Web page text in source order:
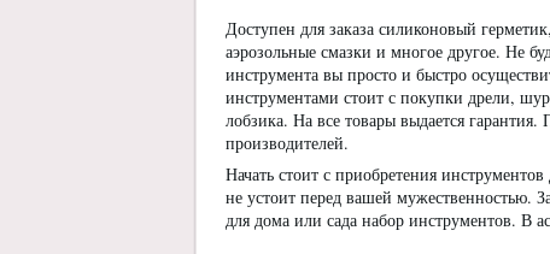
Доступен для заказа силиконовый
аэрозольные смазки и многое другое. Не
инструмента вы просто и быстро
инструментами стоит с покупки дрели,
лобзика. На все товары выдается
производителей.
Начать стоит с приобретения
не устоит перед вашей мужественностью.
для дома или сада набор инструментов. В